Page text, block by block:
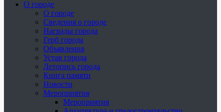
О городе
О городе
Сведения о городе
Награды города
Герб города
Объявления
Устав города
Летопись города
Книга памяти
Новости
Мероприятия
Мероприятия